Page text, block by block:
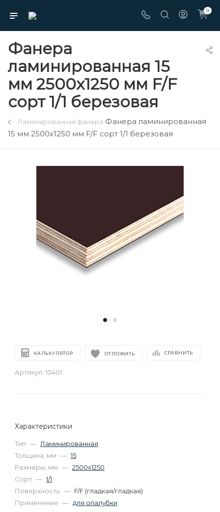
0
Фанера
ламинированная 15
мм 2500х1250 мм F/F
сорт 1/1 березовая
Ламинированная фанера Фанера ламинированная
15 мм 2500х1250 мм F/F сорт 1/1 березовая
КАЛЬКУЛЯТОР ОТЛОЖИТЬ СРАВНИТЬ
Артикул: 10401
Характеристики
Тип — Ламинированная
Толщина, мм — 15
Размеры, мм — 2500х1250
Сорт — 1/1
Поверхность — F/F (гладкая/гладкая)
Применение — для опалубки